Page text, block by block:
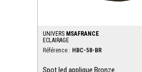
UNIVERS MSAFRANCE
ECLAIRAGE
Référence : HBC-58-BR
Spot led applique Bronze